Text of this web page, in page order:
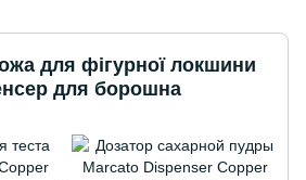
для фігурної локшини
для борошна